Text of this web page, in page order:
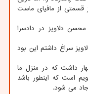
قسمتی از مافیای ماست
دلاویز در دادسرا
سراغ داشتم این بود
داشت که در منزل ما
است که اینطور باشد
می شود.